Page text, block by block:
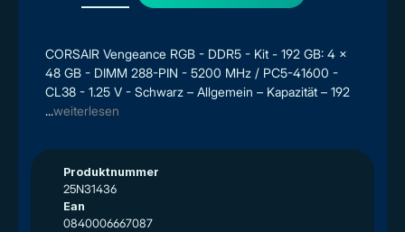
CORSAIR Vengeance RGB - DDR5 - Kit - 192 GB: 4 x
48 GB - DIMM 288-PIN - 5200 MHz / PC5-41600 -
CL38 - 1.25 V - Schwarz – Allgemein – Kapazität – 192
...weiterlesen
Produktnummer
25N31436
Ean
0840006667087